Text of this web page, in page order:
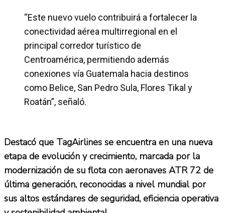
“Este nuevo vuelo contribuirá a fortalecer la
conectividad aérea multirregional en el
principal corredor turístico de
Centroamérica, permitiendo además
conexiones vía Guatemala hacia destinos
como Belice, San Pedro Sula, Flores Tikal y
Roatán”, señaló.
Destacó que TagAirlines se encuentra en una nueva
etapa de evolución y crecimiento, marcada por la
modernización de su flota con aeronaves ATR 72 de
última generación, reconocidas a nivel mundial por
sus altos estándares de seguridad, eficiencia operativa